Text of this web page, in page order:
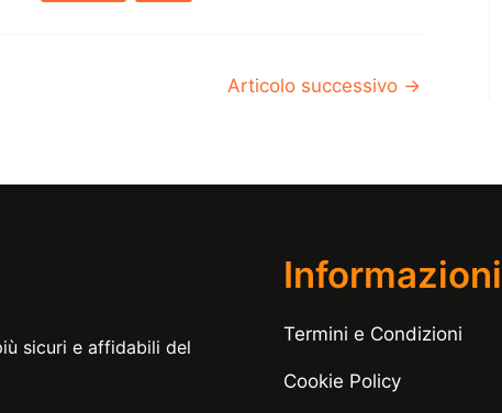
Articolo successivo →
sicuri e affidabili del
Informazioni
Termini e Condizioni
Cookie Policy